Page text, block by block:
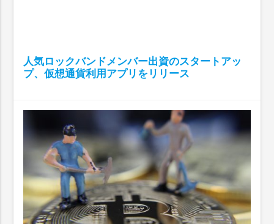
人気ロックバンドメンバー出資のスタートアッ
プ、仮想通貨利用アプリをリリース